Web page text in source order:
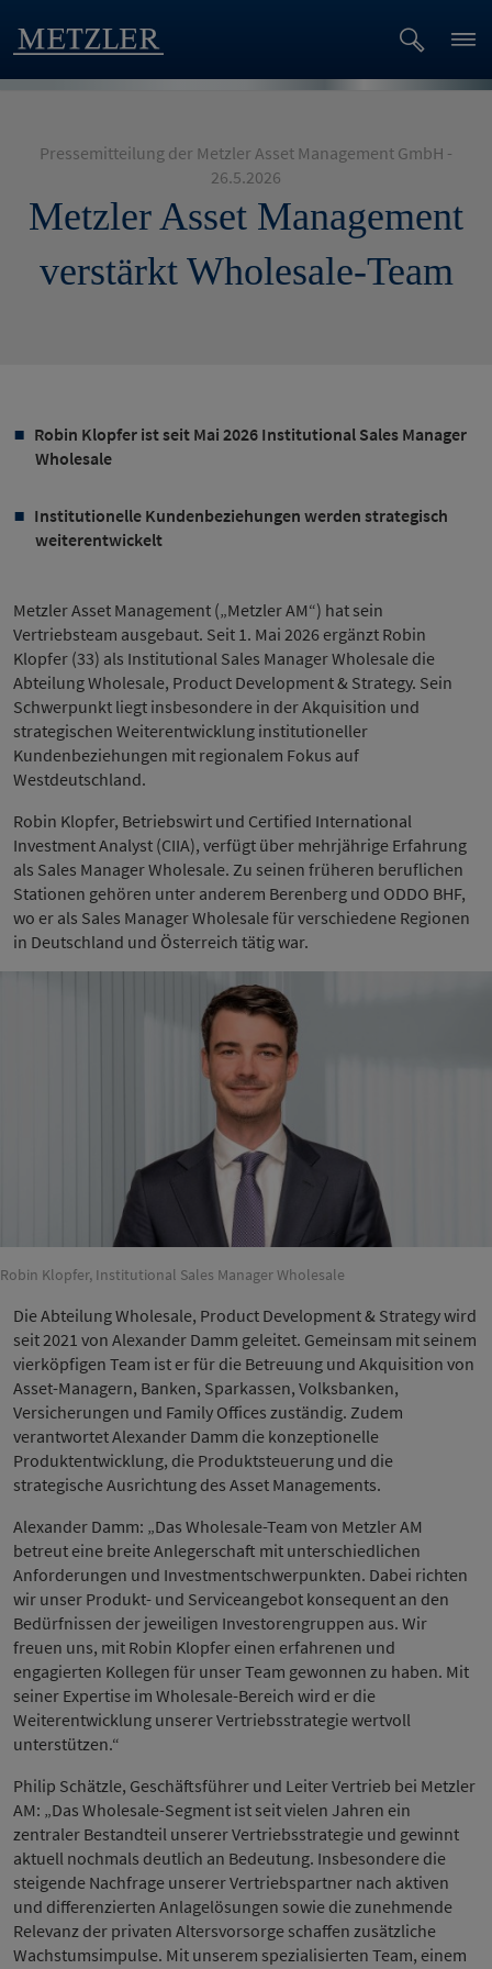
Pressemitteilung der Metzler Asset Management GmbH -
26.5.2026
Metzler Asset Management
verstärkt Wholesale-Team
Robin Klopfer ist seit Mai 2026 Institutional Sales Manager
Wholesale
Institutionelle Kundenbeziehungen werden strategisch
weiterentwickelt
Metzler Asset Management („Metzler AM“) hat sein
Vertriebsteam ausgebaut. Seit 1. Mai 2026 ergänzt Robin
Klopfer (33) als Institutional Sales Manager Wholesale die
Abteilung Wholesale, Product Development & Strategy. Sein
Schwerpunkt liegt insbesondere in der Akquisition und
strategischen Weiterentwicklung institutioneller
Kundenbeziehungen mit regionalem Fokus auf
Westdeutschland.
Robin Klopfer, Betriebswirt und Certified International
Investment Analyst (CIIA), verfügt über mehrjährige Erfahrung
als Sales Manager Wholesale. Zu seinen früheren beruflichen
Stationen gehören unter anderem Berenberg und ODDO BHF,
wo er als Sales Manager Wholesale für verschiedene Regionen
in Deutschland und Österreich tätig war.
Robin Klopfer, Institutional Sales Manager Wholesale
Die Abteilung Wholesale, Product Development & Strategy wird
seit 2021 von Alexander Damm geleitet. Gemeinsam mit seinem
vierköpfigen Team ist er für die Betreuung und Akquisition von
Asset-Managern, Banken, Sparkassen, Volksbanken,
Versicherungen und Family Offices zuständig. Zudem
verantwortet Alexander Damm die konzeptionelle
Produktentwicklung, die Produktsteuerung und die
strategische Ausrichtung des Asset Managements.
Alexander Damm: „Das Wholesale-Team von Metzler AM
betreut eine breite Anlegerschaft mit unterschiedlichen
Anforderungen und Investmentschwerpunkten. Dabei richten
wir unser Produkt- und Serviceangebot konsequent an den
Bedürfnissen der jeweiligen Investorengruppen aus. Wir
freuen uns, mit Robin Klopfer einen erfahrenen und
engagierten Kollegen für unser Team gewonnen zu haben. Mit
seiner Expertise im Wholesale-Bereich wird er die
Weiterentwicklung unserer Vertriebsstrategie wertvoll
unterstützen.“
Philip Schätzle, Geschäftsführer und Leiter Vertrieb bei Metzler
AM: „Das Wholesale-Segment ist seit vielen Jahren ein
zentraler Bestandteil unserer Vertriebsstrategie und gewinnt
aktuell nochmals deutlich an Bedeutung. Insbesondere die
steigende Nachfrage unserer Vertriebspartner nach aktiven
und differenzierten Anlagelösungen sowie die zunehmende
Relevanz der privaten Altersvorsorge schaffen zusätzliche
Wachstumsimpulse. Mit unserem spezialisierten Team, einem